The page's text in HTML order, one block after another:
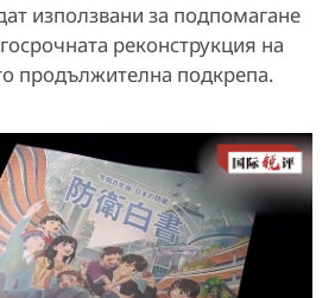
използвани за подпомагане
реконструкция на
продължителна подкрепа.